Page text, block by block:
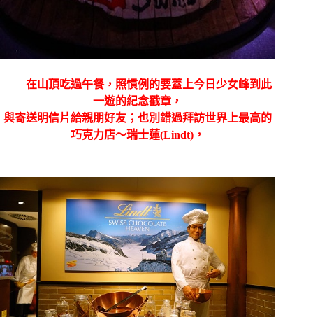
在山頂吃過午餐，照慣例的要蓋上今日少女峰到此
一遊的紀念戳章，
與寄送明信片給親朋好友；也別錯過拜訪世界上最高的
巧克力店〜瑞士蓮(Lindt) ，